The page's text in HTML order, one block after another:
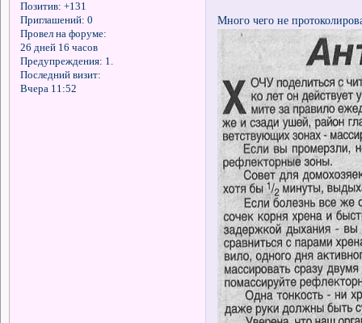
Позитив: +131
Приглашений: 0
Провел на форуме:
26 дней 16 часов
Предупреждения: 1.
Последний визит:
Вчера 11:52
Много чего не